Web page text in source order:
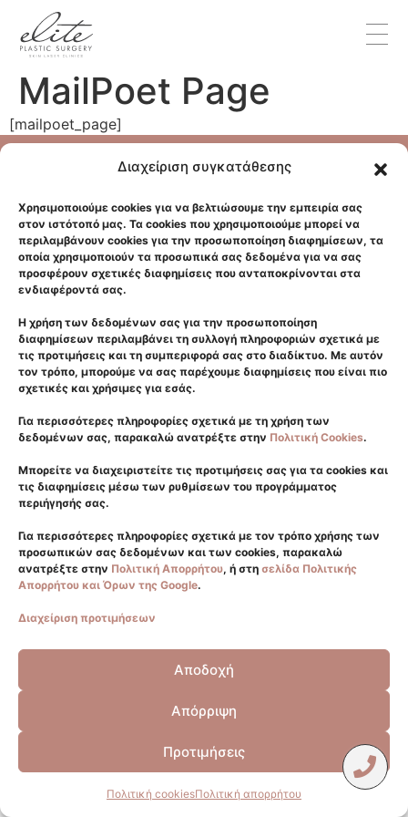
Διαχείριση συγκατάθεσης
Χρησιμοποιούμε cookies για να βελτιώσουμε την εμπειρία σας
στον ιστότοπό μας. Τα cookies που χρησιμοποιούμε μπορεί να
περιλαμβάνουν cookies για την προσωποποίηση διαφημίσεων, τα
οποία χρησιμοποιούν τα προσωπικά σας δεδομένα για να σας
προσφέρουν σχετικές διαφημίσεις που ανταποκρίνονται στα
ενδιαφέροντά σας.
Η χρήση των δεδομένων σας για την προσωποποίηση
διαφημίσεων περιλαμβάνει τη συλλογή πληροφοριών σχετικά με
τις προτιμήσεις και τη συμπεριφορά σας στο διαδίκτυο. Με αυτόν
τον τρόπο, μπορούμε να σας παρέχουμε διαφημίσεις που είναι πιο
σχετικές και χρήσιμες για εσάς.
Για περισσότερες πληροφορίες σχετικά με τη χρήση των
δεδομένων σας, παρακαλώ ανατρέξτε στην Πολιτική Cookies.
Μπορείτε να διαχειριστείτε τις προτιμήσεις σας για τα cookies και
τις διαφημίσεις μέσω των ρυθμίσεων του προγράμματος
περιήγησής σας.
Για περισσότερες πληροφορίες σχετικά με τον τρόπο χρήσης των
προσωπικών σας δεδομένων και των cookies, παρακαλώ
ανατρέξτε στην Πολιτική Απορρήτου, ή στη σελίδα Πολιτικής
Απορρήτου και Όρων της Google.
Διαχείριση προτιμήσεων
Αποδοχή
Απόρριψη
Προτιμήσεις
Πολιτική cookiesΠολιτική απορρήτου
MailPoet Page
[mailpoet_page]
Κλινική
Επικοινωνία
GDPR
Σώμα
Laser
Μεταμόσχευση Μαλλιών
Γλυφάδα
2108940550
info@eliteplasticsurgery.gr
Σύνταγμα
2114115398
Whatsapp
Powered by Mene & Jo Creative Digital Marketing Agency